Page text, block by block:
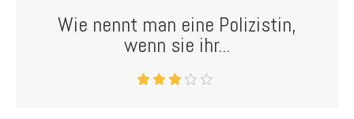
Wie nennt man eine Polizistin,
wenn sie ihr...